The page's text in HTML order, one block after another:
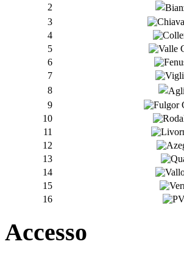
2
3
4
5
6
7
8
9
10
11
12
13
14
15
16
Accesso